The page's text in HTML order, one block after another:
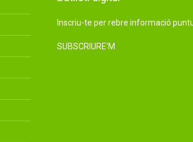
Inscriu-te per rebre informació
SUBSCRIURE'M